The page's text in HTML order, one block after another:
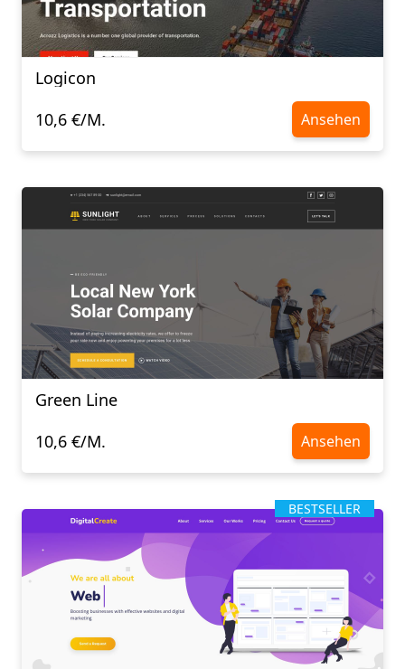
Logicon
10,6 €/M.
Ansehen
Green Line
10,6 €/M.
Ansehen
BESTSELLER